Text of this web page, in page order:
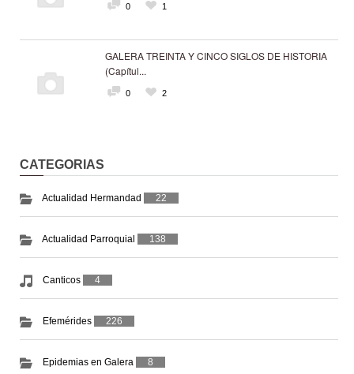
0 1
GALERA TREINTA Y CINCO SIGLOS DE HISTORIA
(Capítul...
0 2
CATEGORIAS
Actualidad Hermandad 22
Actualidad Parroquial 138
Canticos 4
Efemérides 226
Epidemias en Galera 8